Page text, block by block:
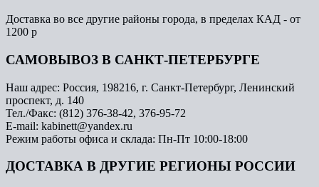
Доставка во все другие районы города, в пределах КАД - от
1200 р
САМОВЫВОЗ В САНКТ-ПЕТЕРБУРГЕ
Наш адрес: Россия, 198216, г. Санкт-Петербург, Ленинский
проспект, д. 140
Тел./Факс: (812) 376-38-42, 376-95-72
E-mail: kabinett@yandex.ru
Режим работы офиса и склада: Пн-Пт 10:00-18:00
ДОСТАВКА В ДРУГИЕ РЕГИОНЫ РОССИИ